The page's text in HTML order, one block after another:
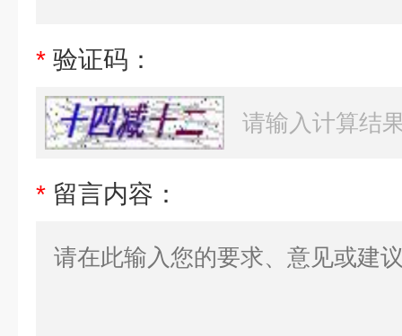
* 验证码：
* 留言内容：